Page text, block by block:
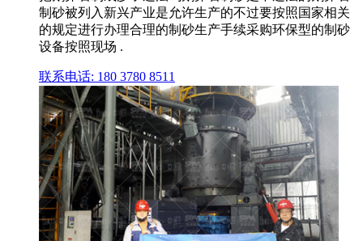
制砂被列入新兴产业是允许生产的不过要按照国家相关
的规定进行办理合理的制砂生产手续采购环保型的制砂
设备按照现场 .
联系电话: 180 3780 8511